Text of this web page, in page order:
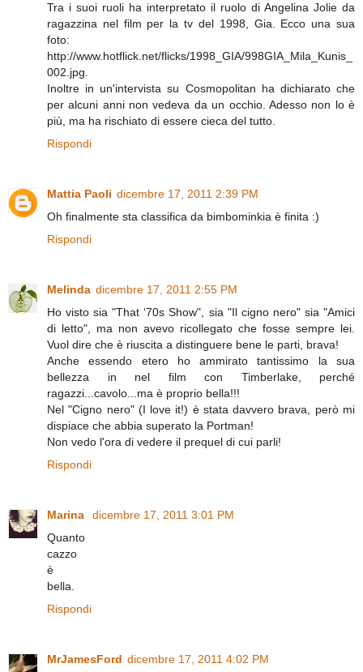
Tra i suoi ruoli ha interpretato il ruolo di Angelina Jolie da
ragazzina nel film per la tv del 1998, Gia. Ecco una sua
foto:
http://www.hotflick.net/flicks/1998_GIA/998GIA_Mila_Kunis_
002.jpg.
Inoltre in un'intervista su Cosmopolitan ha dichiarato che
per alcuni anni non vedeva da un occhio. Adesso non lo è
più, ma ha rischiato di essere cieca del tutto.
Rispondi
Mattia Paoli dicembre 17, 2011 2:39 PM
Oh finalmente sta classifica da bimbominkia è finita :)
Rispondi
Melinda dicembre 17, 2011 2:55 PM
Ho visto sia "That ‘70s Show", sia "Il cigno nero" sia "Amici
di letto", ma non avevo ricollegato che fosse sempre lei.
Vuol dire che è riuscita a distinguere bene le parti, brava!
Anche essendo etero ho ammirato tantissimo la sua
bellezza in nel film con Timberlake, perché
ragazzi...cavolo...ma è proprio bella!!!
Nel "Cigno nero" (I love it!) è stata davvero brava, però mi
dispiace che abbia superato la Portman!
Non vedo l'ora di vedere il prequel di cui parli!
Rispondi
Marina
dicembre 17, 2011 3:01 PM
Quanto
cazzo
è
bella.
Rispondi
MrJamesFord dicembre 17, 2011 4:02 PM